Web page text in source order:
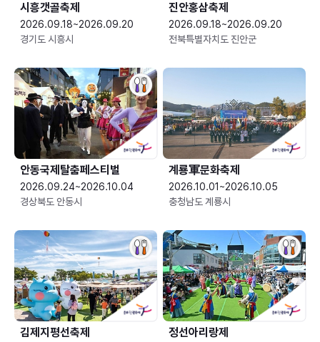
시흥갯골축제
2026.09.18~2026.09.20
경기도 시흥시
진안홍삼축제
2026.09.18~2026.09.20
전북특별자치도 진안군
안동국제탈춤페스티벌
2026.09.24~2026.10.04
경상북도 안동시
2026.10.01~2026.10.05
충청남도 계룡시
김제지평선축제 정선아리랑제